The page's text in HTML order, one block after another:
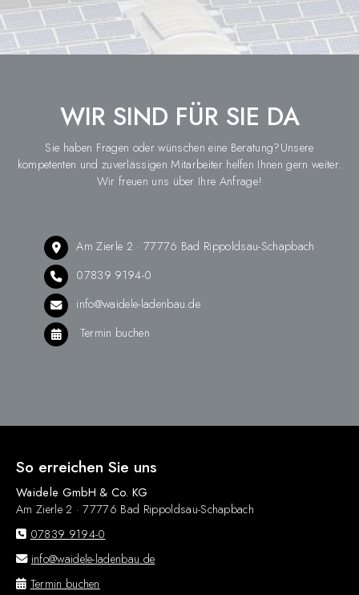
WIR SIND FÜR SIE DA
Sie haben Fragen oder wünschen eine Beratung?Unsere
kompetenten und zuverlässigen Mitarbeiter helfen Ihnen gern weiter.
Wir freuen uns über Ihre Anfrage!
Am Zierle 2 · 77776 Bad Rippoldsau-Schapbach
07839 9194-0
info@waidele-ladenbau.de
Termin buchen
So erreichen Sie uns
Waidele GmbH & Co. KG
Am Zierle 2 · 77776 Bad Rippoldsau-Schapbach
07839 9194-0
info@waidele-ladenbau.de
Termin buchen